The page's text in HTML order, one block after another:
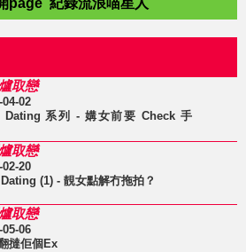
page 紀錄流浪喵星人
取戀
04-02
Dating 系列 - 媾女前要 Check 手
取戀
02-20
(1) - 靚女點解冇拖拍？
取戀
05-06
撻佢個Ex